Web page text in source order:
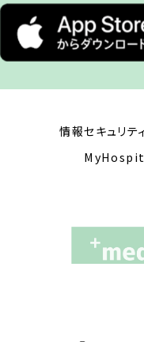
家族登録とは何ですか？
家族の端末で自分の情報
いるが、自分の端末でも
子どもの登録を、親が行
子どもは16歳で未成年
スマホに登録することは
通院している人の法定
情報セキュリテ